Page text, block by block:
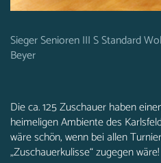
Sieger Senioren III S Standard
Beyer
Die ca. 125 Zuschauer haben
heimeligen Ambiente des
wäre schön, wenn bei allen
„Zuschauerkulisse“ zugegen wäre!